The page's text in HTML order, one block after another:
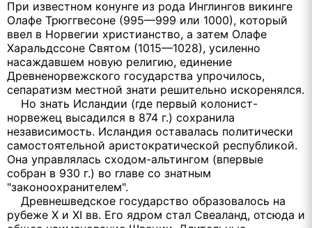
При известном конунге из рода Инглингов викинге
Олафе Трюггвесоне (995—999 или 1000), который
ввел в Норвегии христианство, а затем Олафе
Харальдссоне Святом (1015—1028), усиленно
насаждавшем новую религию, единение
Древненорвежского государства упрочилось,
сепаратизм местной знати решительно искоренялся.
Но знать Исландии (где первый колонист-
норвежец высадился в 874 г.) сохранила
независимость. Исландия оставалась политически
самостоятельной аристократической республикой.
Она управлялась сходом-альтингом (впервые
собран в 930 г.) во главе со знатным
"законоохранителем".
Древнешведское государство образовалось на
рубеже Х и XI вв. Его ядром стал Свеаланд, отсюда и